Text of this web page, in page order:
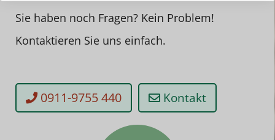
Sie haben noch Fragen? Kein Problem!
Kontaktieren Sie uns einfach.
0911-9755 440 Kontakt